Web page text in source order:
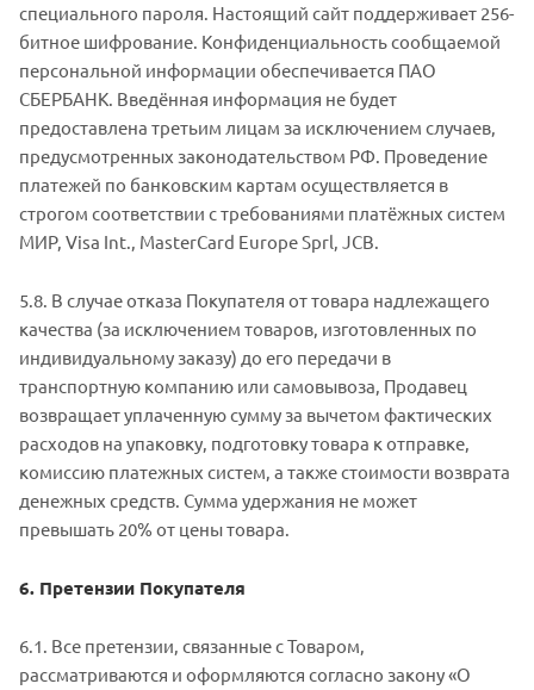
специального пароля. Настоящий сайт поддерживает 256-
битное шифрование. Конфиденциальность сообщаемой
персональной информации обеспечивается ПАО
СБЕРБАНК. Введённая информация не будет
предоставлена третьим лицам за исключением случаев,
предусмотренных законодательством РФ. Проведение
платежей по банковским картам осуществляется в
строгом соответствии с требованиями платёжных систем
МИР, Visa Int., MasterCard Europe Sprl, JCB.
5.8. В случае отказа Покупателя от товара надлежащего
качества (за исключением товаров, изготовленных по
индивидуальному заказу) до его передачи в
транспортную компанию или самовывоза, Продавец
возвращает уплаченную сумму за вычетом фактических
расходов на упаковку, подготовку товара к отправке,
комиссию платежных систем, а также стоимости возврата
денежных средств. Сумма удержания не может
превышать 20% от цены товара.
6. Претензии Покупателя
6.1. Все претензии, связанные с Товаром,
рассматриваются и оформляются согласно закону «О